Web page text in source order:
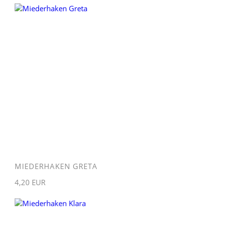
MIEDERHAKEN GRETA
4,20 EUR